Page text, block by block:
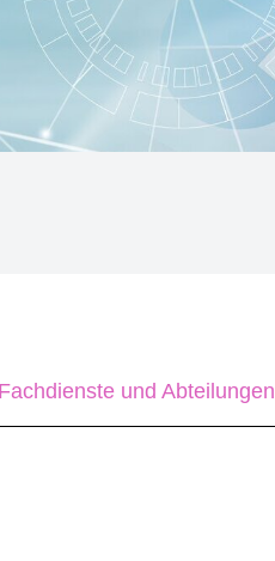
Fachdienste und Abteilungen